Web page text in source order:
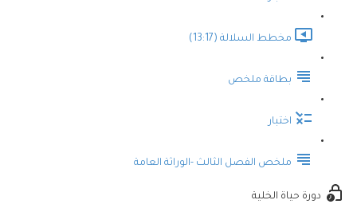
مخطط السلالة (13:17)
بطاقة ملخص
اختبار
ملخص الفصل الثالث -الوراثة العامة
دورة حياة الخلية